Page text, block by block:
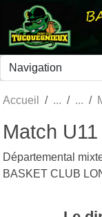
Accueil
Match U11
Départemental
BASKET CLUB
Panneau de